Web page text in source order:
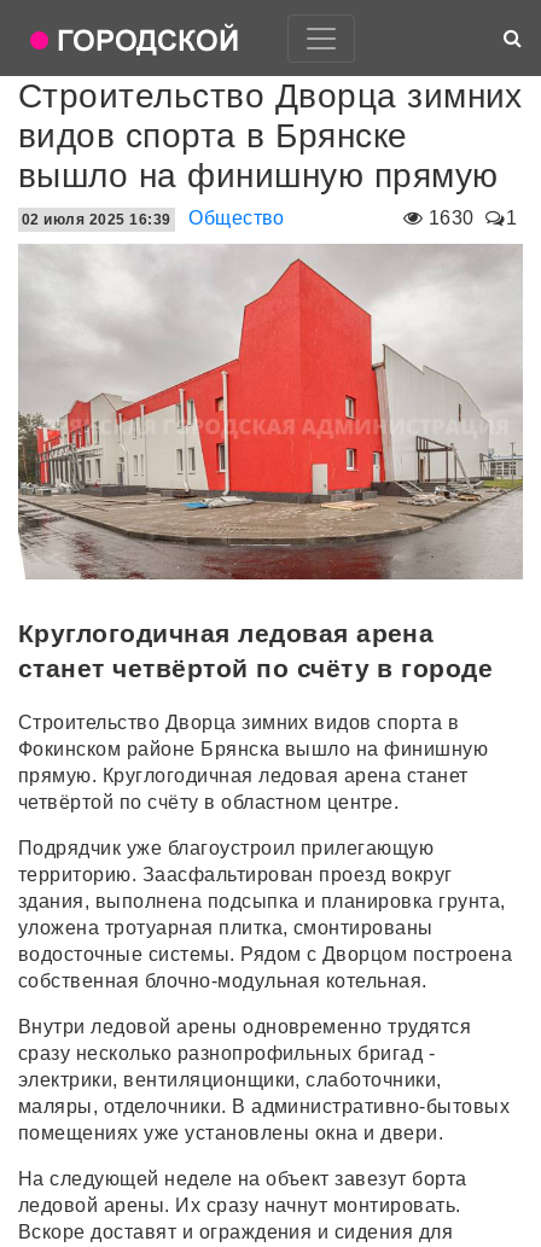
Строительство Дворца зимних
видов спорта в Брянске
вышло на финишную прямую
1630 1
02 июля 2025 16:39 Общество
Круглогодичная ледовая арена
станет четвёртой по счёту в городе
Строительство Дворца зимних видов спорта в
Фокинском районе Брянска вышло на финишную
прямую. Круглогодичная ледовая арена станет
четвёртой по счёту в областном центре.
Подрядчик уже благоустроил прилегающую
территорию. Заасфальтирован проезд вокруг
здания, выполнена подсыпка и планировка грунта,
уложена тротуарная плитка, смонтированы
водосточные системы. Рядом с Дворцом построена
собственная блочно-модульная котельная.
Внутри ледовой арены одновременно трудятся
сразу несколько разнопрофильных бригад -
электрики, вентиляционщики, слаботочники,
маляры, отделочники. В административно-бытовых
помещениях уже установлены окна и двери.
На следующей неделе на объект завезут борта
ледовой арены. Их сразу начнут монтировать.
Вскоре доставят и ограждения и сидения для